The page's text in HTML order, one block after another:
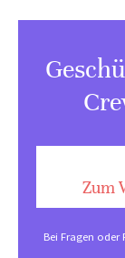
Zum
Bei Fragen